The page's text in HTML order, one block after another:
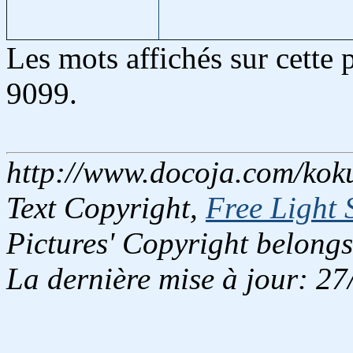
Les mots affichés sur cette
9099.
http://www.docoja.com/
Text Copyright, Free Light
Pictures' Copyright
La dernière mise à jour: